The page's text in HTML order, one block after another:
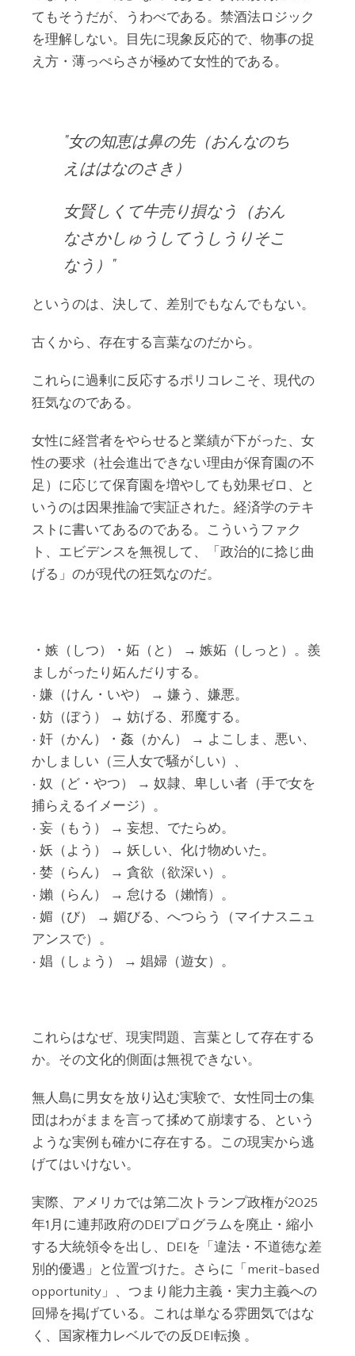
てもそうだが、うわべである。禁酒法ロジック
を理解しない。目先に現象反応的で、物事の捉
え方・薄っぺらさが極めて女性的である。
女の知恵は鼻の先（おんなのち
えははなのさき）
女賢しくて牛売り損なう（おん
なさかしゅうしてうしうりそこ
なう）
というのは、決して、差別でもなんでもない。
古くから、存在する言葉なのだから。
これらに過剰に反応するポリコレこそ、現代の
狂気なのである。
女性に経営者をやらせると業績が下がった、女
性の要求（社会進出できない理由が保育園の不
足）に応じて保育園を増やしても効果ゼロ、と
いうのは因果推論で実証された。経済学のテキ
ストに書いてあるのである。こういうファク
ト、エビデンスを無視して、「政治的に捻じ曲
げる」のが現代の狂気なのだ。
・嫉（しつ）・妬（と） → 嫉妬（しっと）。羨
ましがったり妬んだりする。
• 嫌（けん・いや） → 嫌う、嫌悪。
• 妨（ぼう） → 妨げる、邪魔する。
• 奸（かん）・姦（かん） → よこしま、悪い、
かしましい（三人女で騒がしい）、
• 奴（ど・やつ） → 奴隷、卑しい者（手で女を
捕らえるイメージ）。
• 妄（もう） → 妄想、でたらめ。
• 妖（よう） → 妖しい、化け物めいた。
• 婪（らん） → 貪欲（欲深い）。
• 嬾（らん） → 怠ける（嬾惰）。
• 媚（び） → 媚びる、へつらう（マイナスニュ
アンスで）。
• 娼（しょう） → 娼婦（遊女）。
これらはなぜ、現実問題、言葉として存在する
か。その文化的側面は無視できない。
無人島に男女を放り込む実験で、女性同士の集
団はわがままを言って揉めて崩壊する、という
ような実例も確かに存在する。この現実から逃
げてはいけない。
実際、アメリカでは第二次トランプ政権が2025
年1月に連邦政府のDEIプログラムを廃止・縮小
する大統領令を出し、DEIを「違法・不道徳な差
別的優遇」と位置づけた。さらに「merit-based
opportunity」、つまり能力主義・実力主義への
回帰を掲げている。これは単なる雰囲気ではな
く、国家権力レベルでの反DEI転換 。